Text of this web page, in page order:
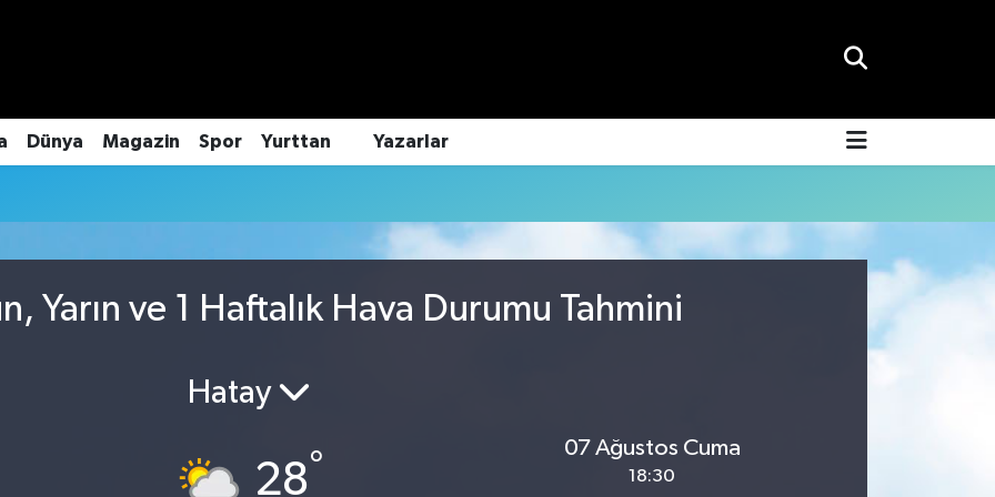
Dünya Magazin Spor Yurttan Yazarlar
Yarın ve 1 Haftalık Hava Durumu Tahmini
Hatay
28°
07 Ağustos Cuma
18:30